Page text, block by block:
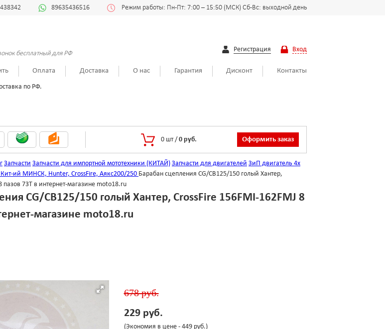
89635436516 Режим работы: Пн-Пт: 7:00 – 15:50 (МСК) Сб-Вс: выходной день
бесплатный для РФ
Регистрация Вход
Оплата Доставка О нас Гарантия Дисконт Контакты
по РФ.
0 шт / 0 руб. Оформить заказ
Запчасти Запчасти для импортной мототехники (КИТАЙ) Запчасти для двигателей ЗиП двигатель 4х
Кит-ий МИНСК, Hunter, CrossFire, Аякс200/250 Барабан сцепления CG/CB125/150 голый Хантер,
пазов 73T в интернет-магазине moto18.ru
CG/CB125/150 голый Хантер, CrossFire 156FMI-162FMJ 8
магазине moto18.ru
678 руб.
229 руб.
(Экономия в цене - 449 руб.)